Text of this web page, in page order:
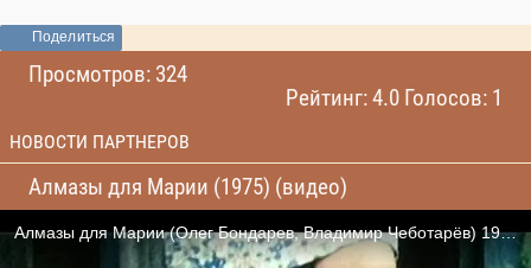
Поделиться
Просмотров: 324
Рейтинг: 4.0 Голосов: 1
НОВОСТИ ПАРТНЕРОВ
Алмазы для Марии (1975) (видео)